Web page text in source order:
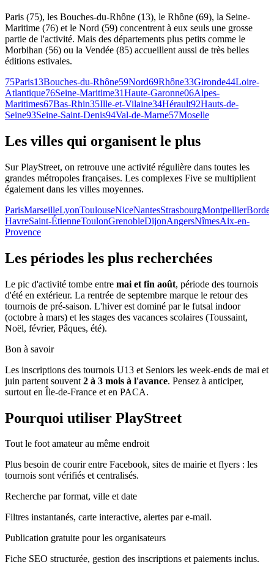
Paris (75), les Bouches-du-Rhône (13), le Rhône (69), la Seine-
Maritime (76) et le Nord (59) concentrent à eux seuls une grosse
partie de l'activité. Mais des départements plus petits comme le
Morbihan (56) ou la Vendée (85) accueillent aussi de très belles
éditions estivales.
75Paris13Bouches-du-Rhône59Nord69Rhône33Gironde44Loire-
Atlantique76Seine-Maritime31Haute-Garonne06Alpes-
Maritimes67Bas-Rhin35Ille-et-Vilaine34Hérault92Hauts-de-
Seine93Seine-Saint-Denis94Val-de-Marne57Moselle
Les villes qui organisent le plus
Sur PlayStreet, on retrouve une activité régulière dans toutes les
grandes métropoles françaises. Les complexes Five se multiplient
également dans les villes moyennes.
ParisMarseilleLyonToulouseNiceNantesStrasbourgMontpellier
HavreSaint-ÉtienneToulonGrenobleDijonAngersNîmesAix-en-
Provence
Les périodes les plus recherchées
Le pic d'activité tombe entre mai et fin août, période des tournois
d'été en extérieur. La rentrée de septembre marque le retour des
tournois de pré-saison. L'hiver est dominé par le futsal indoor
(octobre à mars) et les stages des vacances scolaires (Toussaint,
Noël, février, Pâques, été).
Bon à savoir
Les inscriptions des tournois U13 et Seniors les week-ends de mai et
juin partent souvent 2 à 3 mois à l'avance. Pensez à anticiper,
surtout en Île-de-France et en PACA.
Pourquoi utiliser PlayStreet
Tout le foot amateur au même endroit
Plus besoin de courir entre Facebook, sites de mairie et flyers : les
tournois sont vérifiés et centralisés.
Recherche par format, ville et date
Filtres instantanés, carte interactive, alertes par e-mail.
Publication gratuite pour les organisateurs
Fiche SEO structurée, gestion des inscriptions et paiements inclus.